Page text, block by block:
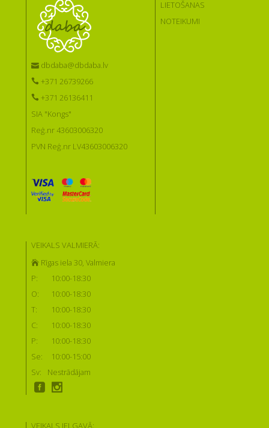
dbdaba@dbdaba.lv
+371 26739266
+371 26136411
SIA "Kongs"
Reģ.nr 43603006320
PVN Reģ.nr LV43603006320
LIETOŠANAS
NOTEIKUMI
VEIKALS VALMIERĀ:
Rīgas iela 30, Valmiera
P:
10:00-18:30
O:
10:00-18:30
T:
10:00-18:30
C:
10:00-18:30
P:
10:00-18:30
Se:
10:00-15:00
Sv:
Nestrādājam
VEIKALS JELGAVĀ: